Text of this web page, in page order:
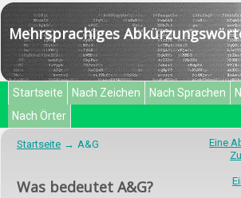
Mehrsprachiges
Startseite Nach Zeichen Nach Sprachen
Nach Örter
Eine
Startseite A&G
Was bedeutet A&G?